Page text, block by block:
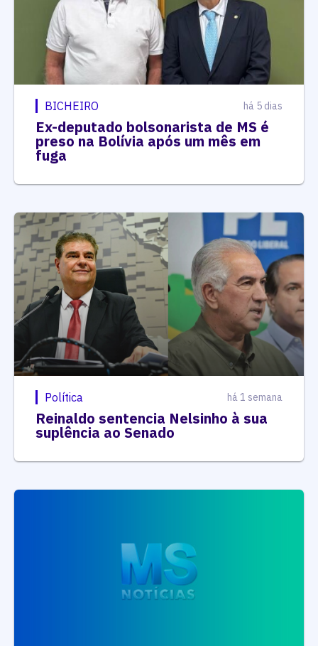
BICHEIRO há 5 dias
Ex-deputado bolsonarista de MS é
preso na Bolívia após um mês em
fuga
Política há 1 semana
Reinaldo sentencia Nelsinho à sua
suplência ao Senado